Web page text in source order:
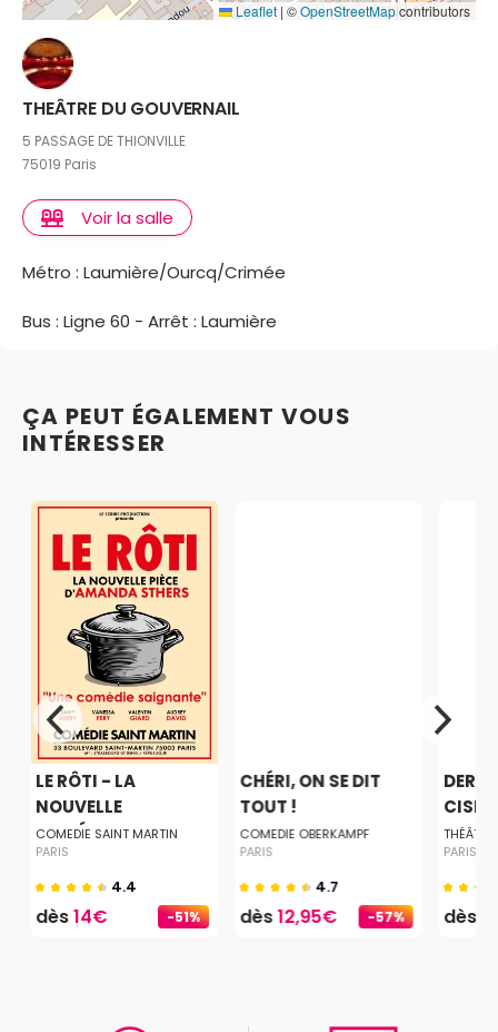
Leaflet | ©OpenStreetMapcontributors
THEÂTRE DU GOUVERNAIL
5 PASSAGE DE THIONVILLE
75019 Paris
Voir la salle
Métro : Laumière/Ourcq/Crimée
Bus : Ligne 60 - Arrêt : Laumière
ÇA PEUT ÉGALEMENT VOUS
INTÉRESSER
-51%
LE RÔTI - LA
NOUVELLE
COMÉDIE...
COMEDIE SAINT MARTIN
PARIS
4.4
dès14€ -57%
CHÉRI, ON SE DIT
TOUT !
COMEDIE OBERKAMPF
PARIS
4.7
dès12,95€
PARIS
dès